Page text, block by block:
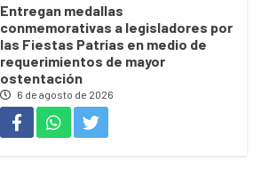
Entregan medallas
conmemorativas a legisladores por
las Fiestas Patrias en medio de
requerimientos de mayor
ostentación
6 de agosto de 2026